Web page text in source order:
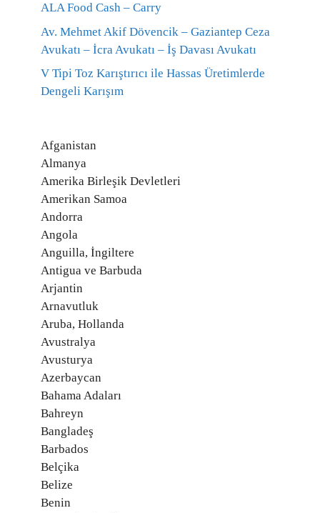
ALA Food Cash – Carry
Av. Mehmet Akif Dövencik – Gaziantep Ceza
Avukatı – İcra Avukatı – İş Davası Avukatı
V Tipi Toz Karıştırıcı ile Hassas Üretimlerde
Dengeli Karışım
Afganistan
Almanya
Amerika Birleşik Devletleri
Amerikan Samoa
Andorra
Angola
Anguilla, İngiltere
Antigua ve Barbuda
Arjantin
Arnavutluk
Aruba, Hollanda
Avustralya
Avusturya
Azerbaycan
Bahama Adaları
Bahreyn
Bangladeş
Barbados
Belçika
Belize
Benin